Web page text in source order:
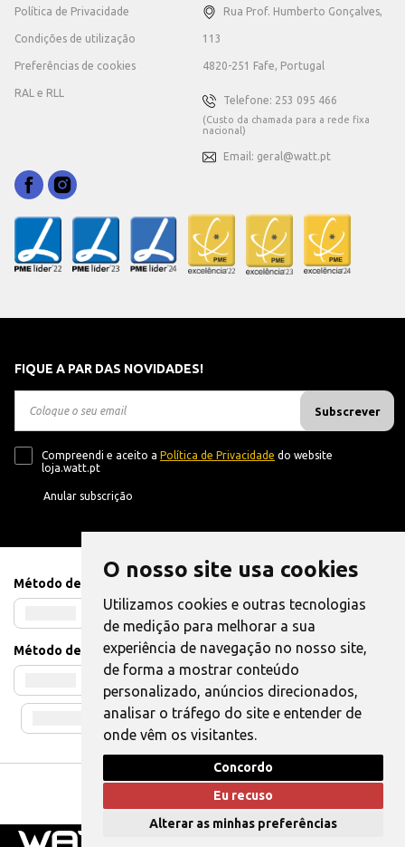
O nosso site usa cookies
Utilizamos cookies e outras tecnologias
de medição para melhorar a sua
experiência de navegação no nosso site,
de forma a mostrar conteúdo
personalizado, anúncios direcionados,
analisar o tráfego do site e entender de
onde vêm os visitantes.
Concordo
Eu recuso
Alterar as minhas preferências
Política de Privacidade
Condições de utilização
Preferências de cookies
RAL e RLL
Rua Prof. Humberto Gonçalves,
113
4820-251 Fafe, Portugal
Telefone: 253 095 466
(Custo da chamada para a rede fixa
nacional)
Email: geral@watt.pt
FIQUE A PAR DAS NOVIDADES!
Subscrever
Compreendi e aceito a Política de Privacidade do website
loja.watt.pt
Anular subscrição
Método de Pagamento
Método de Envio
Livro de Reclamações | Também pode Elogiar
WATT © 2025. Todos os direitos reservados.